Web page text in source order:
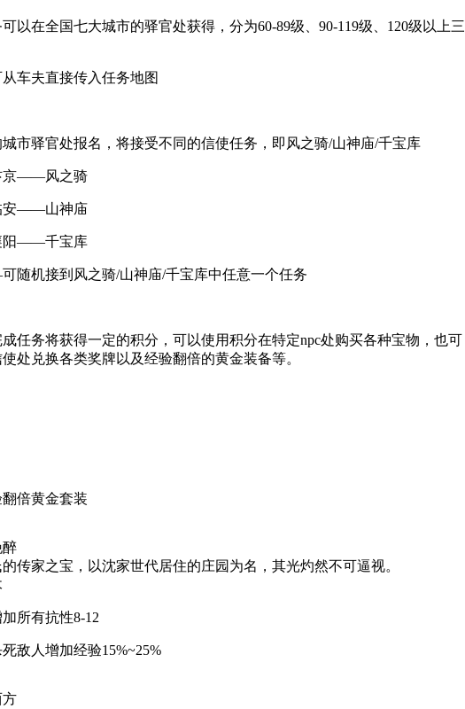
在全国七大城市的驿官处获得，分为60-89级、90-119级、120级以上三
夫直接传入任务地图
驿官处报名，将接受不同的信使任务，即风之骑/山神庙/千宝库
――风之骑
――山神庙
――千宝库
接到风之骑/山神庙/千宝库中任意一个任务
任务将获得一定的积分，可以使用积分在特定npc处购买各种宝物，也可
处兑换各类奖牌以及经验翻倍的黄金装备等。
倍黄金套装
传家之宝，以沈家世代居住的庄园为名，其光灼然不可逼视。
所有抗性8-12
敌人增加经验15%~25%